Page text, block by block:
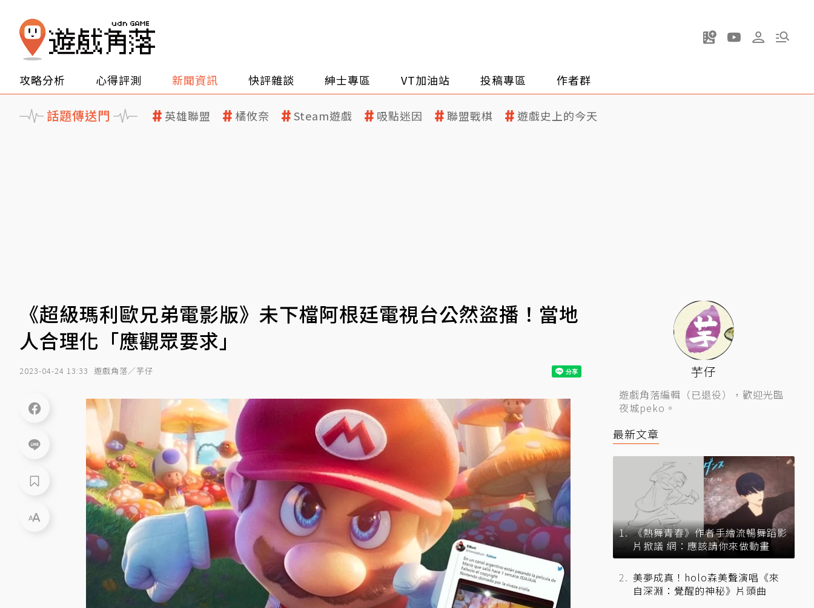
攻略分析 心得評測 新聞資訊 快評雜談 紳士專區 VT加油站 投稿專區 作者群
話題傳送門 英雄聯盟 橘攸奈 Steam遊戲 吸點迷因 聯盟戰棋 遊戲史上的今天
《超級瑪利歐兄弟電影版》未下檔阿根廷電視台公然盜播！當地
人合理化「應觀眾要求」
2023-04-24 13:33 遊戲角落／芋仔 芋仔
遊戲角落編輯（已退役），歡迎光臨
夜城peko。
最新文章
《熱舞青春》作者手繪流暢舞蹈影
片掀議 網：應該請你來做動畫
美夢成真！holo森美聲演唱《來
自深淵：覺醒的神秘》片頭曲